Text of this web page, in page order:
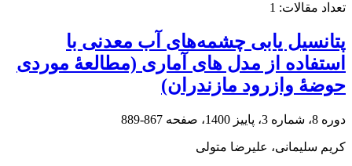
تعداد مقالات: 1
پتانسیل یابی چشمه‌های آب معدنی با
استفاده از مدل های آماری (مطالعۀ موردی
حوضۀ وازرود مازندران)
دوره 8، شماره 3، پاییز 1400، صفحه 867-889
کریم سلیمانی، علیرضا متولی